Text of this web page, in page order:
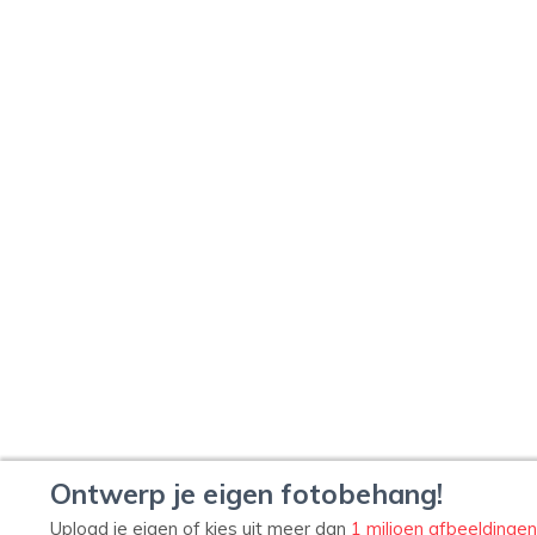
Ontwerp je eigen fotobehang!
Upload je eigen of kies uit meer dan 1 miljoen afbeeldingen